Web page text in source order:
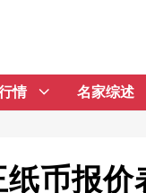
情 名家综述
纸币报价